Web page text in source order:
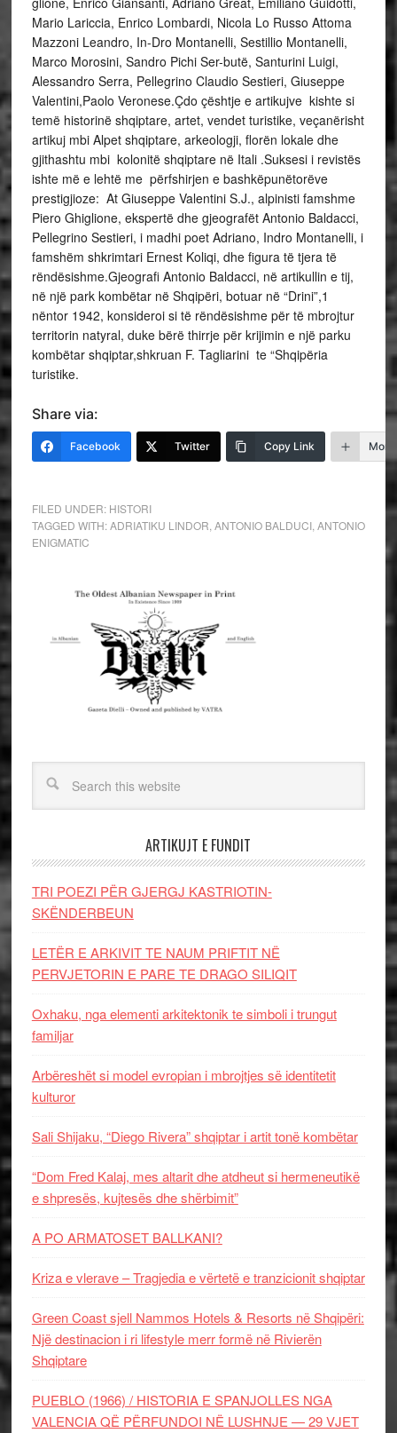
Mario Lariccia, Enrico Lombardi, Nicola Lo Russo Attoma
Mazzoni Leandro, In-Dro Montanelli, Sestillio Montanelli,
Marco Morosini, Sandro Pichi Ser-butë, Santurini Luigi,
Alessandro Serra, Pellegrino Claudio Sestieri, Giuseppe
Valentini,Paolo Veronese.Çdo çështje e artikujve kishte si
temë historinë shqiptare, artet, vendet turistike, veçanërisht
artikuj mbi Alpet shqiptare, arkeologji, florën lokale dhe
gjithashtu mbi kolonitë shqiptare në Itali .Suksesi i revistës
ishte më e lehtë me përfshirjen e bashkëpunëtorëve
prestigjioze: At Giuseppe Valentini S.J., alpinisti famshme
Piero Ghiglione, ekspertë dhe gjeografët Antonio Baldacci,
Pellegrino Sestieri, i madhi poet Adriano, Indro Montanelli, i
famshëm shkrimtari Ernest Koliqi, dhe figura të tjera të
rëndësishme.Gjeografi Antonio Baldacci, në artikullin e tij,
në një park kombëtar në Shqipëri, botuar në “Drini”,1
nëntor 1942, konsideroi si të rëndësishme për të mbrojtur
territorin natyral, duke bërë thirrje për krijimin e një parku
kombëtar shqiptar,shkruan F. Tagliarini te “Shqipëria
turistike.
Share via:
Facebook Twitter Copy Link More
FILED UNDER: HISTORI
TAGGED WITH:ADRIATIKU LINDOR ANTONIO BALDUCI, ANTONIO
ENIGMATIC
ARTIKUJT E FUNDIT
TRI POEZI PËR GJERGJ KASTRIOTIN-
SKËNDERBEUN
LETËR E ARKIVIT TE NAUM PRIFTIT NË
PERVJETORIN E PARE TE DRAGO SILIQIT
Oxhaku, nga elementi arkitektonik te simboli i trungut
familjar
Arbëreshët si model evropian i mbrojtjes së identitetit
kulturor
Sali Shijaku, “Diego Rivera” shqiptar i artit tonë kombëtar
“Dom Fred Kalaj, mes altarit dhe atdheut si hermeneutikë
e shpresës, kujtesës dhe shërbimit”
A PO ARMATOSET BALLKANI?
Kriza e vlerave – Tragjedia e vërtetë e tranzicionit shqiptar
Green Coast sjell Nammos Hotels & Resorts në Shqipëri:
Një destinacion i ri lifestyle merr formë në Rivierën
Shqiptare
PUEBLO (1966) / HISTORIA E SPANJOLLES NGA
VALENCIA QË PËRFUNDOI NË LUSHNJE — 29 VJET